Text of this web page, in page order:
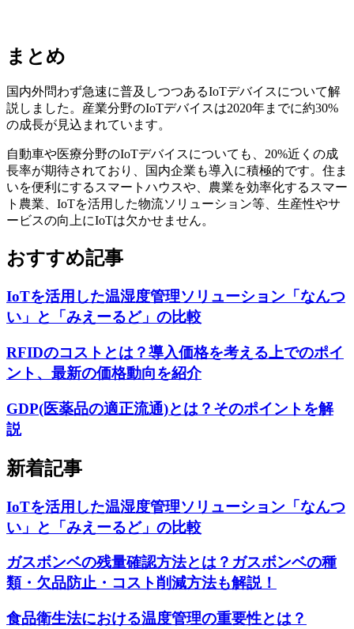
まとめ
国内外問わず急速に普及しつつあるIoTデバイスについて解
説しました。産業分野のIoTデバイスは2020年までに約30%
の成長が見込まれています。
自動車や医療分野のIoTデバイスについても、20%近くの成
長率が期待されており、国内企業も導入に積極的です。住ま
いを便利にするスマートハウスや、農業を効率化するスマー
ト農業、IoTを活用した物流ソリューション等、生産性やサ
ービスの向上にIoTは欠かせません。
おすすめ記事
IoTを活用した温湿度管理ソリューション「なんつ
い」と「みえーるど」の比較
RFIDのコストとは？導入価格を考える上でのポイ
ント、最新の価格動向を紹介
GDP(医薬品の適正流通)とは？そのポイントを解
説
新着記事
IoTを活用した温湿度管理ソリューション「なんつ
い」と「みえーるど」の比較
ガスボンベの残量確認方法とは？ガスボンベの種
類・欠品防止・コスト削減方法も解説！
食品衛生法における温度管理の重要性とは？